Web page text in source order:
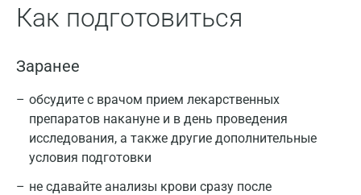
Как подготовиться
Заранее
обсудите с врачом прием лекарственных
препаратов накануне и в день проведения
исследования, а также другие дополнительные
условия подготовки
не сдавайте анализы крови сразу после